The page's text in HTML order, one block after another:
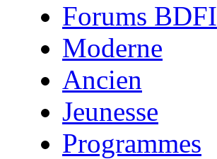
Forums BDFI
Moderne
Ancien
Jeunesse
Programmes